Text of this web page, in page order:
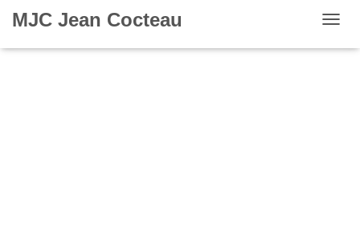
MJC Jean Cocteau